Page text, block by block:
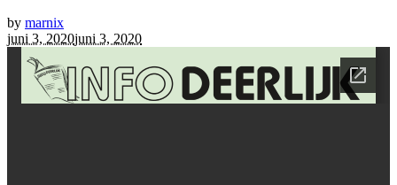
by marnix
juni 3, 2020juni 3, 2020